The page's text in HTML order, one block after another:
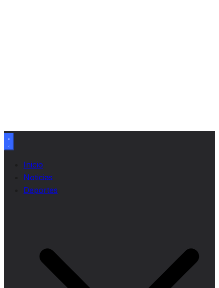
Inicio
Noticias
Deportes